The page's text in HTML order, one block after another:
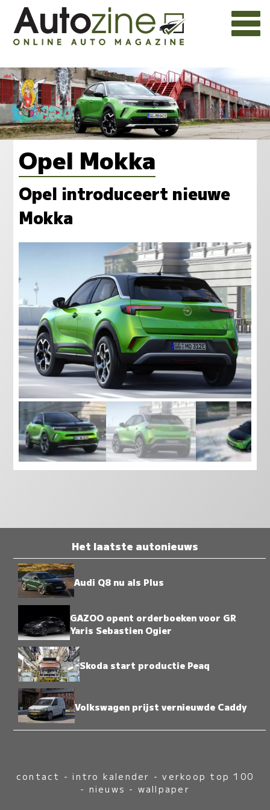
Opel Mokka
Opel introduceert nieuwe
Mokka
Het laatste autonieuws
Audi Q8 nu als Plus
GAZOO opent orderboeken voor GR
Yaris Sebastien Ogier
Skoda start productie Peaq
Volkswagen prijst vernieuwde Caddy
contact -intro kalender -verkoop top 100
- nieuws - wallpaper